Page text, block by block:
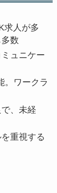
求人が多
数
ュニケー
。ワークラ
、未経
重視する